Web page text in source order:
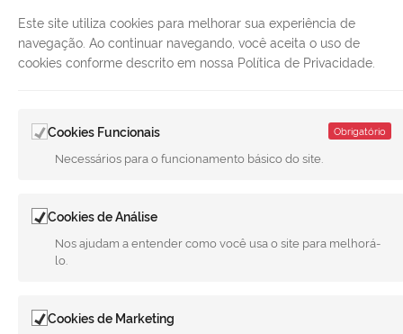
Este site utiliza cookies para melhorar sua experiência de
navegação. Ao continuar navegando, você aceita o uso de
cookies conforme descrito em nossa Política de Privacidade.
Cookies Funcionais Obrigatório
Necessários para o funcionamento básico do site.
Cookies de Análise
Nos ajudam a entender como você usa o site para melhorá-
lo.
Cookies de Marketing